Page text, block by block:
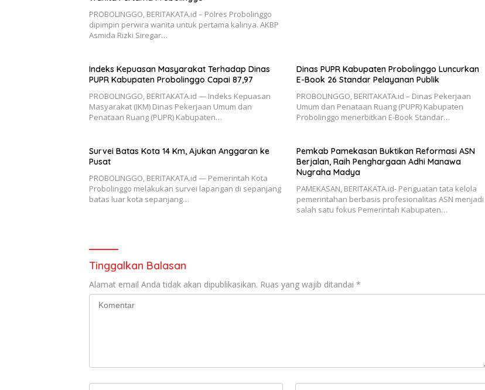
PROBOLINGGO, BERITAKATA.id – Polres Probolinggo
dipimpin perwira wanita untuk pertama kalinya. AKBP
Asmida Rizki Siregar…
Indeks Kepuasan Masyarakat Terhadap Dinas
PUPR Kabupaten Probolinggo Capai 87,97
PROBOLINGGO, BERITAKATA.id — Indeks Kepuasan
Masyarakat (IKM) Dinas Pekerjaan Umum dan
Penataan Ruang (PUPR) Kabupaten…
Dinas PUPR Kabupaten Probolinggo Luncurkan
E-Book 26 Standar Pelayanan Publik
PROBOLINGGO, BERITAKATA.id – Dinas Pekerjaan
Umum dan Penataan Ruang (PUPR) Kabupaten
Probolinggo menerbitkan E-Book Standar…
Survei Batas Kota 14 Km, Ajukan Anggaran ke
Pusat
PROBOLINGGO, BERITAKATA.id — Pemerintah Kota
Probolinggo melakukan survei lapangan di sepanjang
batas luar kota sepanjang…
Pemkab Pamekasan Buktikan Reformasi ASN
Berjalan, Raih Penghargaan Adhi Manawa
Nugraha Madya
PAMEKASAN, BERITAKATA.id- Penguatan tata kelola
pemerintahan berbasis profesionalitas ASN menjadi
salah satu fokus Pemerintah Kabupaten…
Tinggalkan Balasan
Alamat email Anda tidak akan dipublikasikan. Ruas yang wajib ditandai *